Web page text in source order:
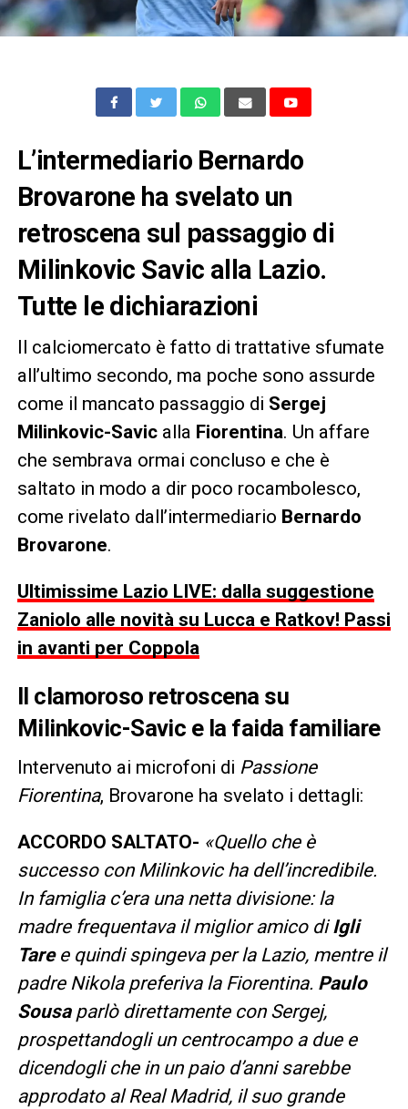
L’intermediario Bernardo
Brovarone ha svelato un
retroscena sul passaggio di
Milinkovic Savic alla Lazio.
Tutte le dichiarazioni
Il calciomercato è fatto di trattative sfumate
all’ultimo secondo, ma poche sono assurde
come il mancato passaggio di Sergej
Milinkovic-Savicalla Fiorentina. Un affare
che sembrava ormai concluso e che è
saltato in modo a dir poco rocambolesco,
come rivelato dall’intermediario Bernardo
Brovarone.
Ultimissime Lazio LIVE: dalla suggestione
Zaniolo alle novità su Lucca e Ratkov! Passi
in avanti per Coppola
Il clamoroso retroscena su
Milinkovic-Savic e la faida familiare
Intervenuto ai microfoni di Passione
Fiorentina, Brovarone ha svelato i dettagli:
ACCORDO SALTATO- «Quello che è
successo con Milinkovic ha dell’incredibile.
In famiglia c’era una netta divisione: la
madre frequentava il miglior amico diIgli
Taree quindi spingeva per la Lazio, mentre il
padre Nikola preferiva la Fiorentina. Paulo
Sousaparlò direttamente con Sergej,
prospettandogli un centrocampo a due e
dicendogli che in un paio d’anni sarebbe
approdato al Real Madrid, il suo grande